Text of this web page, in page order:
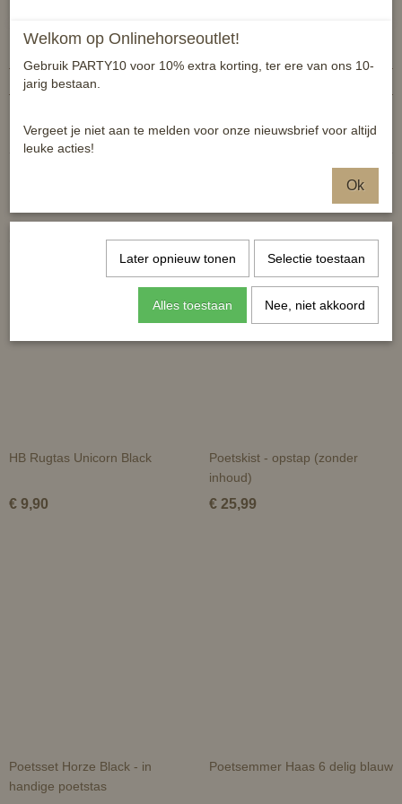
EAN code
Ook interessant
HB Rugtas Unicorn Black
€ 9,90
Poetskist - opstap (zonder
inhoud)
€ 25,99
Poetsset Horze Black - in
handige poetstas
Poetsemmer Haas 6 delig blauw
Welkom op Onlinehorseoutlet!
Gebruik PARTY10 voor 10% extra korting, ter ere van ons 10-
jarig bestaan.
Vergeet je niet aan te melden voor onze nieuwsbrief voor altijd
leuke acties!
Ok
Later opnieuw tonen Selectie toestaan
Alles toestaan Nee, niet akkoord